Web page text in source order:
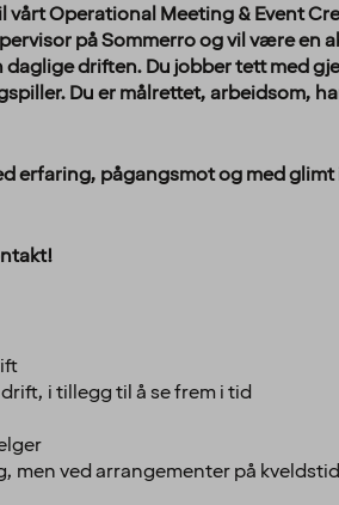
Operational Meeting & Event
på Sommerro og vil være en
driften. Du jobber tett med
Du er målrettet, arbeidsom,
erfaring, pågangsmot og med
i tillegg til å se frem i tid
men ved arrangementer på